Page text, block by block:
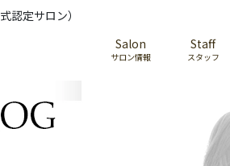
認定サロン）
Salon
サロン情報
Staff
スタッフ